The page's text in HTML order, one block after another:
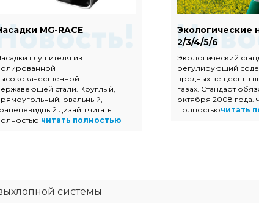
MG-RACE
глушителя из
стали. Круглый,
овальный,
дизайн читать
читать полностью
Экологические
2/3/4/5/6
Экологический
регулирующий
вредных веществ в
газах. Стандарт
октября 2008 года.
полностьючитать
системы